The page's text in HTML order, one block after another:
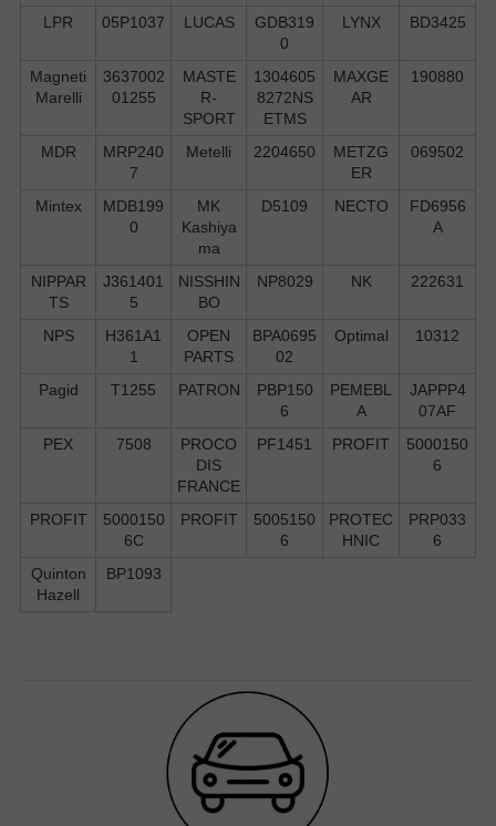
LPR 05P1037 LUCAS
GDB319
0
LYNX BD3425
Magneti
Marelli
3637002
01255
MASTE
R-
SPORT
1304605
8272NS
ETMS
MAXGE
AR
190880
MDR
MRP240
7
Metelli 2204650
METZG
ER
069502
Mintex
MDB199
0
MK
Kashiya
ma
D5109 NECTO
FD6956
A
NIPPAR
TS
J361401
5
NISSHIN
BO
NP8029 NK 222631
NPS
H361A1
1
OPEN
PARTS
BPA0695
02
Optimal 10312
Pagid T1255 PATRON
PBP150
6
PEMEBL
A
JAPPP4
07AF
PEX
7508
PROCO
DIS
FRANCE
PF1451 PROFIT
5000150
6
PROFIT
5000150
6C
PROFIT
5005150
6
PROTEC
HNIC
PRP033
6
Quinton
Hazell
BP1093